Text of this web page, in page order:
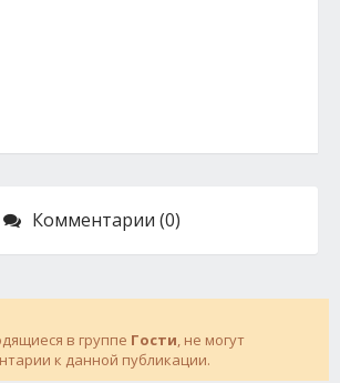
Комментарии (0)
в группе Гости , не могут
к данной публикации.